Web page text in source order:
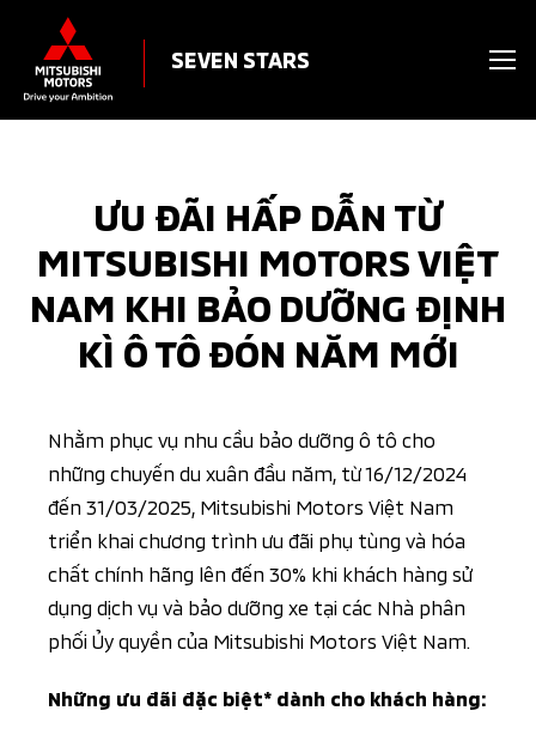
SEVEN STARS
ƯU ĐÃI HẤP DẪN TỪ
MITSUBISHI MOTORS VIỆT
NAM KHI BẢO DƯỠNG ĐỊNH
KÌ Ô TÔ ĐÓN NĂM MỚI
Nhằm phục vụ nhu cầu bảo dưỡng ô tô cho
những chuyến du xuân đầu năm, từ 16/12/2024
đến 31/03/2025, Mitsubishi Motors Việt Nam
triển khai chương trình ưu đãi phụ tùng và hóa
chất chính hãng lên đến 30% khi khách hàng sử
dụng dịch vụ và bảo dưỡng xe tại các Nhà phân
phối Ủy quyền của Mitsubishi Motors Việt Nam.
Những ưu đãi đặc biệt* dành cho khách hàng: